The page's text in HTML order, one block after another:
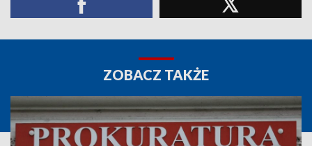
ZOBACZ TAKŻE